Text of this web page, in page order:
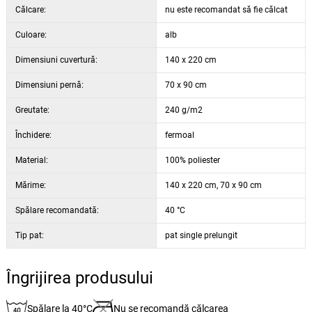
Călcare: nu este recomandat să fie călcat
Culoare: alb
Dimensiuni cuvertură: 140 x 220 cm
Dimensiuni pernă: 70 x 90 cm
Greutate: 240 g/m2
Închidere: fermoal
Material: 100% poliester
Mărime: 140 x 220 cm, 70 x 90 cm
Spălare recomandată: 40 °C
Tip pat: pat single prelungit
Îngrijirea produsului
Spălare la 40°C Nu se recomandă călcarea